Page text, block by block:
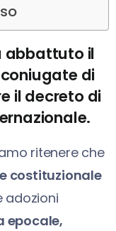
abbattuto il
di
il decreto di
ritenere che
costituzionale
adozioni
epocale,